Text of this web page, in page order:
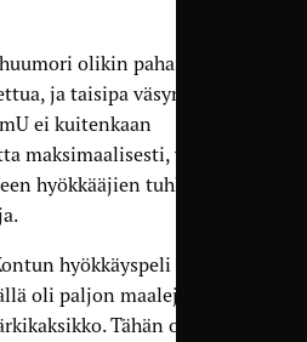
olikin pahasti
ja taisipa väsymyskin
ei kuitenkaan
maksimaalisesti, vaan
hyökkääjien tuhlatessa
hyökkäyspeli jäi
oli paljon maaleja
Tähän oli